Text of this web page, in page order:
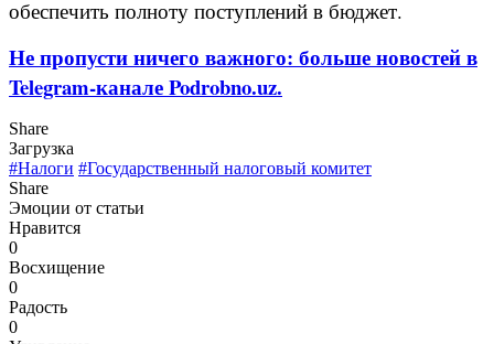
обеспечить полноту поступлений в бюджет.
Не пропусти ничего важного: больше новостей в
Telegram-канале Podrobno.uz.
Share
Загрузка
#Налоги #Государственный налоговый комитет
Share
Эмоции от статьи
Нравится
0
Восхищение
0
Радость
0